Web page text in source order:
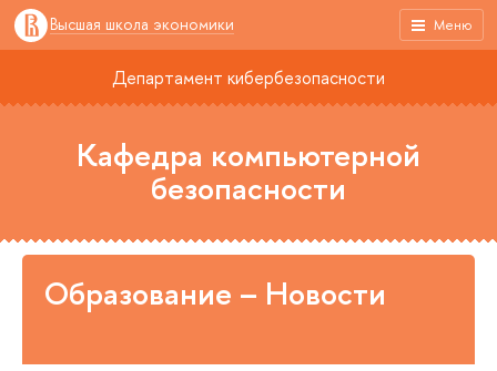
Меню
Высшая школа экономики
Департамент кибербезопасности
Кафедра компьютерной
безопасности
Образование – Новости